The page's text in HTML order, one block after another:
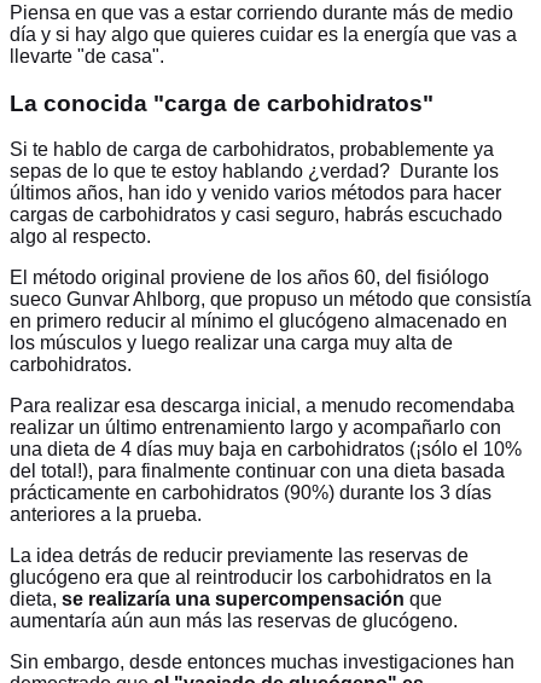
Piensa en que vas a estar corriendo durante más de medio
día y si hay algo que quieres cuidar es la energía que vas a
llevarte "de casa".
La conocida "carga de carbohidratos"
Si te hablo de carga de carbohidratos, probablemente ya
sepas de lo que te estoy hablando ¿verdad? Durante los
últimos años, han ido y venido varios métodos para hacer
cargas de carbohidratos y casi seguro, habrás escuchado
algo al respecto.
El método original proviene de los años 60, del fisiólogo
sueco Gunvar Ahlborg, que propuso un método que consistía
en primero reducir al mínimo el glucógeno almacenado en
los músculos y luego realizar una carga muy alta de
carbohidratos.
Para realizar esa descarga inicial, a menudo recomendaba
realizar un último entrenamiento largo y acompañarlo con
una dieta de 4 días muy baja en carbohidratos (¡sólo el 10%
del total!), para finalmente continuar con una dieta basada
prácticamente en carbohidratos (90%) durante los 3 días
anteriores a la prueba.
La idea detrás de reducir previamente las reservas de
glucógeno era que al reintroducir los carbohidratos en la
dieta, se realizaría una supercompensación que
aumentaría aún aun más las reservas de glucógeno.
Sin embargo, desde entonces muchas investigaciones han